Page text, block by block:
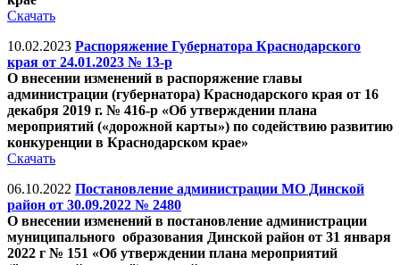
Скачать
10.02.2023 Распоряжение Губернатора Краснодарского
края от 24.01.2023 № 13-р
О внесении изменений в распоряжение главы
администрации (губернатора) Краснодарского края от 16
декабря 2019 г. № 416-р «Об утверждении плана
мероприятий («дорожной карты») по содействию развитию
конкуренции в Краснодарском крае»
Скачать
06.10.2022 Постановление администрации МО Динской
район от 30.09.2022 № 2480
О внесении изменений в постановление администрации
муниципального образования Динской район от 31 января
2022 г № 151 «Об утверждении плана мероприятий